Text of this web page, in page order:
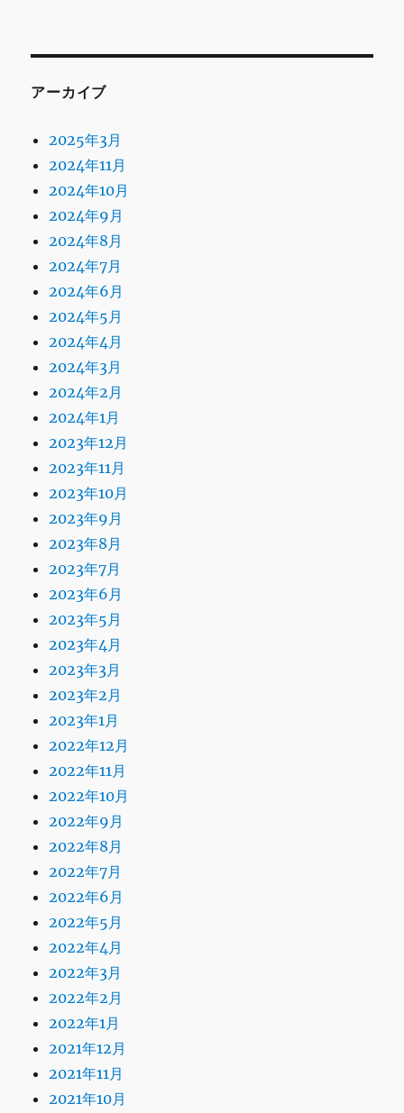
アーカイブ
2025年3月
2024年11月
2024年10月
2024年9月
2024年8月
2024年7月
2024年6月
2024年5月
2024年4月
2024年3月
2024年2月
2024年1月
2023年12月
2023年11月
2023年10月
2023年9月
2023年8月
2023年7月
2023年6月
2023年5月
2023年4月
2023年3月
2023年2月
2023年1月
2022年12月
2022年11月
2022年10月
2022年9月
2022年8月
2022年7月
2022年6月
2022年5月
2022年4月
2022年3月
2022年2月
2022年1月
2021年12月
2021年11月
2021年10月